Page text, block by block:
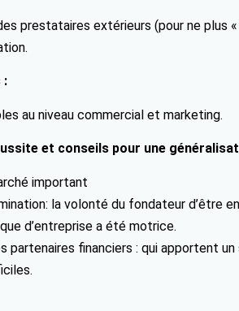
prestataires extérieurs (pour ne plus
:
au niveau commercial et marketing.
et conseils pour une
important
la volonté du fondateur d’être
d’entreprise a été motrice.
partenaires financiers : qui apportent